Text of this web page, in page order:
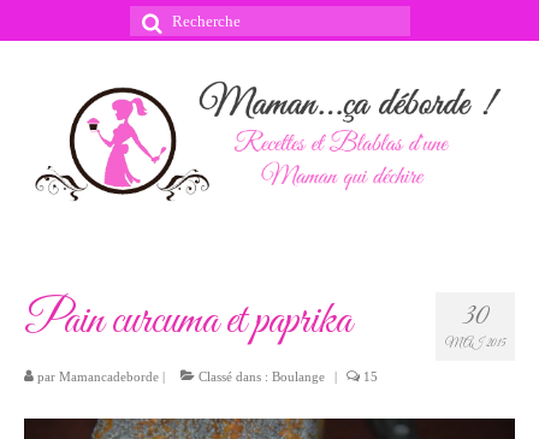
Rechercher
30
MAI 2015
Pain curcuma et paprika
par Mamancadeborde | Classé dans : Boulange | 15